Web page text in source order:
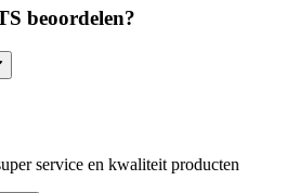
beoordelen?
service en kwaliteit producten